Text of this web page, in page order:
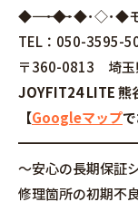
◆――――――――――――――――･◆･
TEL：050-3595-
〒360-0813 埼玉
JOYFIT24 LITE 熊
【Googleマップ
～安心の長期保証
修理箇所の初期不